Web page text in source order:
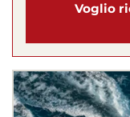
Voglio